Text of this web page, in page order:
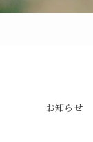
お知らせ